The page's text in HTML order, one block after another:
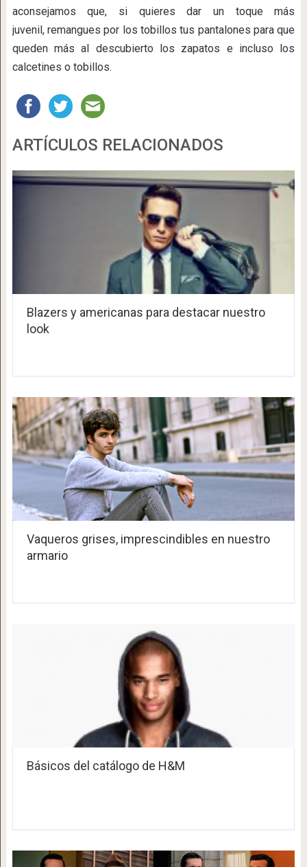
aconsejamos que, si quieres dar un toque más
juvenil, remangues por los tobillos tus pantalones para que
queden más al descubierto los zapatos e incluso los
calcetines o tobillos.
ARTÍCULOS RELACIONADOS
Blazers y americanas para destacar nuestro
look
Vaqueros grises, imprescindibles en nuestro
armario
Básicos del catálogo de H&M